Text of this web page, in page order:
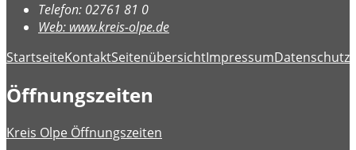
Telefon: 02761 81 0
Web: www.kreis-olpe.de
StartseiteKontaktSeitenübersichtImpressumDatenschutz
Öffnungszeiten
Kreis Olpe Öffnungszeiten